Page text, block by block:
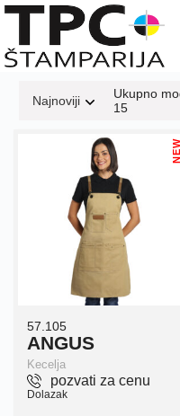
Skip
Najnoviji
Ukupno
15
NEW
57.105
ANGUS
Kecelja
pozvati za cenu
Dolazak